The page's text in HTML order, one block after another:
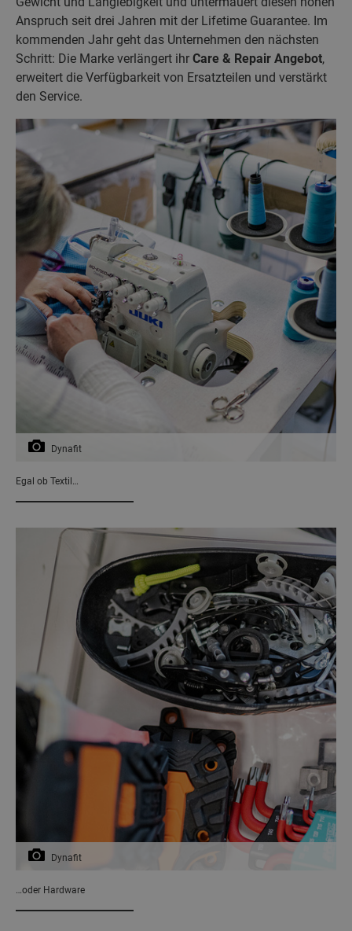
Anspruch seit drei Jahren mit der Lifetime Guarantee. Im
kommenden Jahr geht das Unternehmen den nächsten
Schritt: Die Marke verlängert ihr Care & Repair Angebot,
erweitert die Verfügbarkeit von Ersatzteilen und verstärkt
den Service.
Dynafit
Egal ob Textil…
Dynafit
…oder Hardware